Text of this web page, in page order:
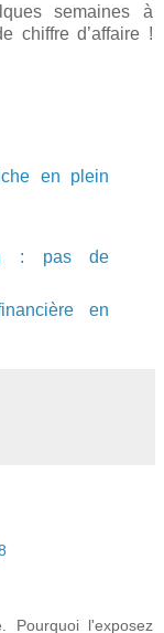
semaines à
chiffre d’affaire !
en plein
: pas de
en
Pourquoi l'exposez